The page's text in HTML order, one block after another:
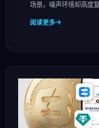
场景，噪声环境却高度
阅读更多